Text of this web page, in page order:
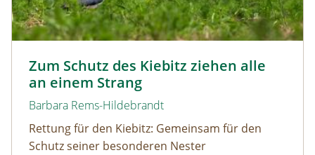
Zum Schutz des Kiebitz ziehen alle
an einem Strang
Barbara Rems-Hildebrandt
Rettung für den Kiebitz: Gemeinsam für den
Schutz seiner besonderen Nester